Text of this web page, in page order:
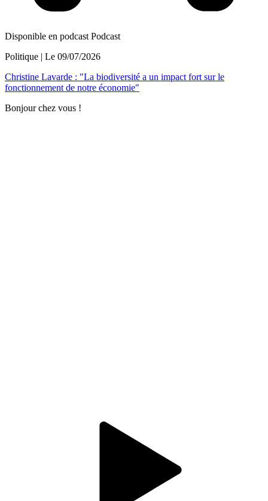
Disponible en podcast Podcast
Politique | Le 09/07/2026
Christine Lavarde : "La biodiversité a un impact fort sur le
fonctionnement de notre économie"
Bonjour chez vous !